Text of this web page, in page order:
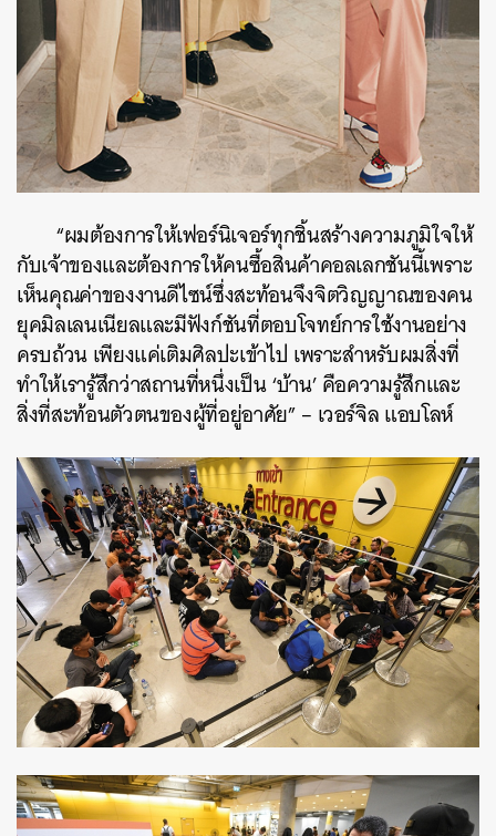
“ผมต้องการให้เฟอร์นิเจอร์ทุกชิ้นสร้างความภูมิใจให้
กับเจ้าของและต้องการให้คนซื้อสินค้าคอลเลกชันนี้เพราะ
เห็นคุณค่าของงานดีไซน์ซึ่งสะท้อนจึงจิตวิญญาณของคน
ยุคมิลเลนเนียลและมีฟังก์ชันที่ตอบโจทย์การใช้งานอย่าง
ครบถ้วน เพียงแค่เติมศิลปะเข้าไป เพราะสำหรับผมสิ่งที่
ทำให้เรารู้สึกว่าสถานที่หนึ่งเป็น ‘บ้าน’ คือความรู้สึกและ
สิ่งที่สะท้อนตัวตนของผู้ที่อยู่อาศัย” – เวอร์จิล แอบโลห์